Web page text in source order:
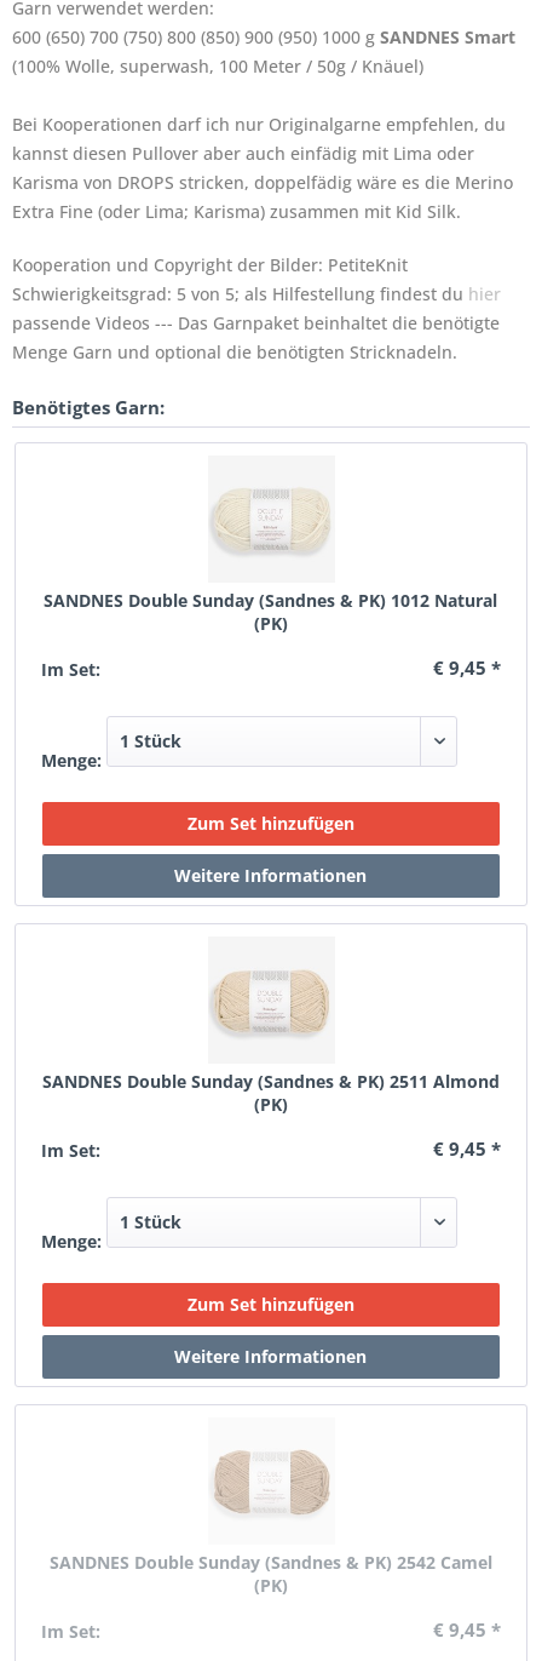
Garn verwendet werden:
600 (650) 700 (750) 800 (850) 900 (950) 1000 g SANDNES Smart
(100% Wolle, superwash, 100 Meter / 50g / Knäuel)
Bei Kooperationen darf ich nur Originalgarne empfehlen, du
kannst diesen Pullover aber auch einfädig mit Lima oder
Karisma von DROPS stricken, doppelfädig wäre es die Merino
Extra Fine (oder Lima; Karisma) zusammen mit Kid Silk.
Kooperation und Copyright der Bilder: PetiteKnit
Schwierigkeitsgrad: 5 von 5; als Hilfestellung findest du hier
passende Videos --- Das Garnpaket beinhaltet die benötigte
Menge Garn und optional die benötigten Stricknadeln.
Benötigtes Garn:
SANDNES Double Sunday (Sandnes & PK) 1012 Natural
(PK)
Im Set:
€ 9,45 *
Menge:
SANDNES Double Sunday (Sandnes & PK) 2511 Almond
(PK)
Im Set:
€ 9,45 *
Menge:
SANDNES Double Sunday (Sandnes & PK) 2542 Camel
(PK)
Im Set:
€ 9,45 *